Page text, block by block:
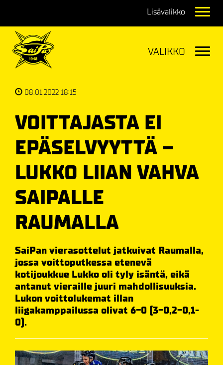
08.01.2022 18:15
VOITTAJASTA EI
EPÄSELVYYTTÄ –
LUKKO LIIAN VAHVA
SAIPALLE
RAUMALLA
SaiPan vierasottelut jatkuivat Raumalla,
jossa voittoputkessa etenevä
kotijoukkue Lukko oli tyly isäntä, eikä
antanut vieraille juuri mahdollisuuksia.
Lukon voittolukemat illan
liigakamppailussa olivat 6-0 (3-0,2-0,1-
0).